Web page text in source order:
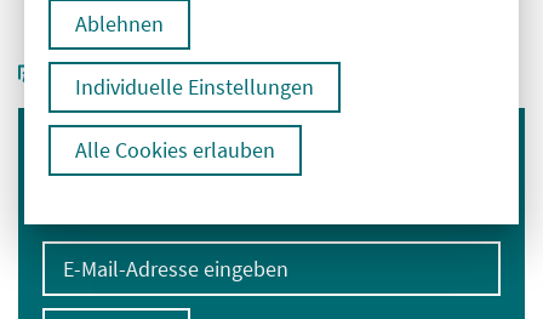
Ablehnen
Individuelle Einstellungen
Alle Cookies erlauben
Immer informiert bleiben
E-Mail-Adresse eingeben